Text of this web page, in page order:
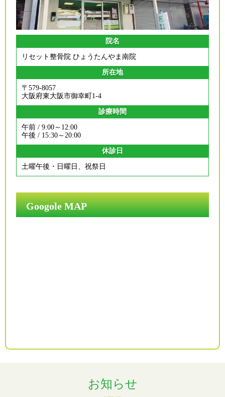
院名
リセット整骨院 ひょうたんやま南院
所在地
〒579-8057
大阪府東大阪市御幸町1-4
診療時間
午前 / 9:00～12:00
午後 / 15:30～20:00
休診日
土曜午後・日曜日、祝祭日
Googole MAP
お知らせ